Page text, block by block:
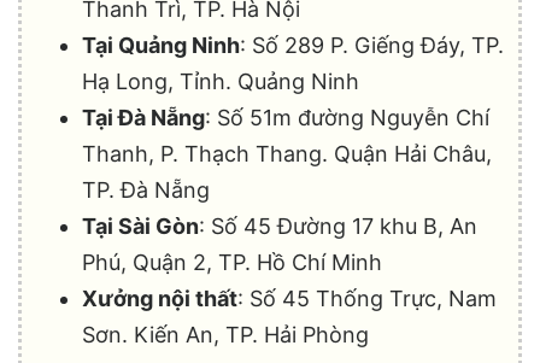
Thanh Trì, TP. Hà Nội
Tại Quảng Ninh: Số 289 P. Giếng Đáy, TP.
Hạ Long, Tỉnh. Quảng Ninh
Tại Đà Nẵng: Số 51m đường Nguyễn Chí
Thanh, P. Thạch Thang. Quận Hải Châu,
TP. Đà Nẵng
Tại Sài Gòn: Số 45 Đường 17 khu B, An
Phú, Quận 2, TP. Hồ Chí Minh
Xưởng nội thất: Số 45 Thống Trực, Nam
Sơn. Kiến An, TP. Hải Phòng